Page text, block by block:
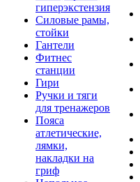
гиперэкстензия
Силовые рамы,
стойки
Гантели
Фитнес
станции
Гири
Ручки и тяги
для тренажеров
Пояса
атлетические,
лямки,
накладки на
гриф